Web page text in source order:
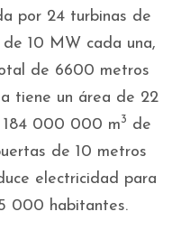
por 24 turbinas de
de 10 MW cada una,
de 6600 metros
tiene un área de 22
184 000 000 m3
de
de 10 metros
electricidad para
000 habitantes.